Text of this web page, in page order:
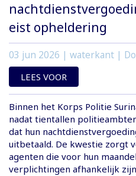
eist opheldering
03 jun 2026 | waterkant |
LEES VOOR
Binnen het Korps Politie
nadat tientallen
dat hun
uitbetaald. De kwestie zorgt
agenten die voor hun
verplichtingen afhankelijk